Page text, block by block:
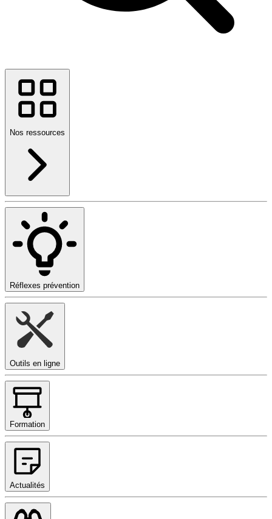
Nos ressources
Réflexes prévention
Outils en ligne
Formation
Actualités